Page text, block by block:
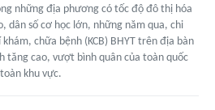
những địa phương có tốc độ đô thị hóa
dân số cơ học lớn, những năm qua, chi
khám, chữa bệnh (KCB) BHYT trên địa bàn
tăng cao, vượt bình quân của toàn quốc
khu vực.